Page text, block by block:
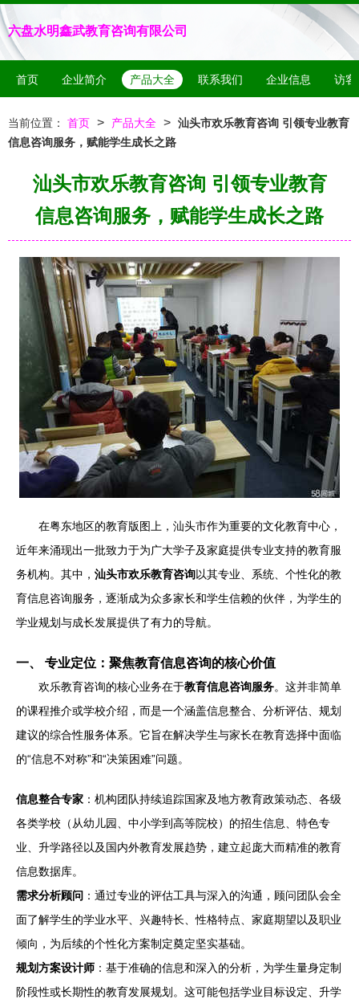
六盘水明鑫武教育咨询有限公司
首页 企业简介 产品大全 联系我们 企业信息 访客
当前位置： 首页 > 产品大全 > 汕头市欢乐教育咨询 引领专业教育
信息咨询服务，赋能学生成长之路
汕头市欢乐教育咨询 引领专业教育
信息咨询服务，赋能学生成长之路
在粤东地区的教育版图上，汕头市作为重要的文化教育中心，
近年来涌现出一批致力于为广大学子及家庭提供专业支持的教育服
务机构。其中， 汕头市欢乐教育咨询以其专业、系统、个性化的教
育信息咨询服务，逐渐成为众多家长和学生信赖的伙伴，为学生的
学业规划与成长发展提供了有力的导航。
一、 专业定位：聚焦教育信息咨询的核心价值
欢乐教育咨询的核心业务在于教育信息咨询服务。这并非简单
的课程推介或学校介绍，而是一个涵盖信息整合、分析评估、规划
建议的综合性服务体系。它旨在解决学生与家长在教育选择中面临
的“信息不对称”和“决策困难”问题。
信息整合专家 ：机构团队持续追踪国家及地方教育政策动态、各级
各类学校（从幼儿园、中小学到高等院校）的招生信息、特色专
业、升学路径以及国内外教育发展趋势，建立起庞大而精准的教育
信息数据库。
需求分析顾问 ：通过专业的评估工具与深入的沟通，顾问团队会全
面了解学生的学业水平、兴趣特长、性格特点、家庭期望以及职业
倾向，为后续的个性化方案制定奠定坚实基础。
规划方案设计师 ：基于准确的信息和深入的分析，为学生量身定制
阶段性或长期性的教育发展规划。这可能包括学业目标设定、升学